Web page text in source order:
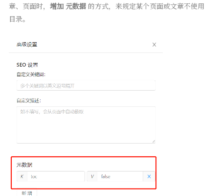
章、页面时， 增加 元数据的方式，来规定某个页面或文章不使用
目录。